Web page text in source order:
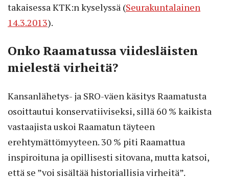
takaisessa KTK:n kyselyssä (Seurakuntalainen
14.3.2013).
Onko Raamatussa viidesläisten
mielestä virheitä?
Kansanlähetys- ja SRO-väen käsitys Raamatusta
osoittautui konservatiiviseksi, sillä 60 % kaikista
vastaajista uskoi Raamatun täyteen
erehtymättömyyteen. 30 %­ piti Raamattua
inspiroituna ja opillisesti sitovana, mutta katsoi,
että se ”voi sisältää historiallisia virheitä”.